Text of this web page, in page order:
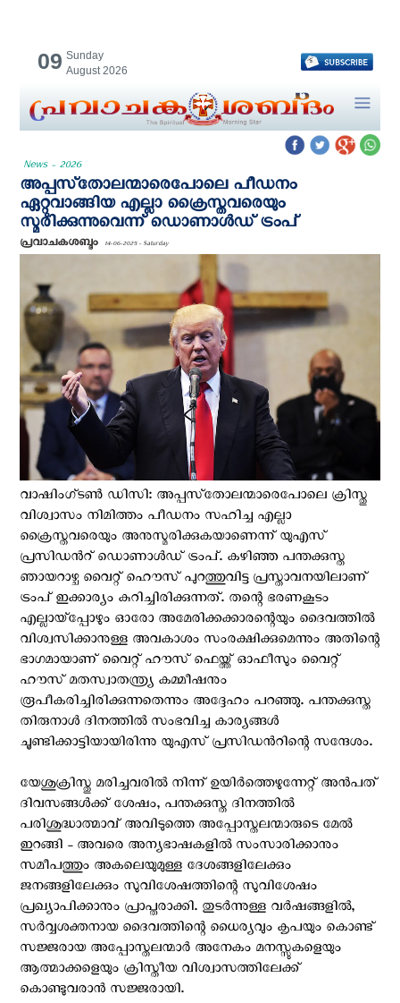
09 Sunday
August 2026
News - 2026
അപ്പസ്‌തോലന്മാരെപോലെ പീഡനം
ഏറ്റുവാങ്ങിയ എല്ലാ ക്രൈസ്തവരെയും
സ്മരിക്കുന്നുവെന്ന് ഡൊണാള്‍ഡ് ട്രംപ്
പ്രവാചകശബ്ദം 14-06-2025 - Saturday
വാഷിംഗ്ടണ്‍ ഡി‌സി: അപ്പസ്‌തോലന്മാരെപോലെ ക്രിസ്തു
വിശ്വാസം നിമിത്തം പീഡനം സഹിച്ച എല്ലാ
ക്രൈസ്തവരെയും അനുസ്മരിക്കുകയാണെന്ന് യു‌എസ്
പ്രസിഡന്‍റ് ഡൊണാള്‍ഡ് ട്രംപ്. കഴിഞ്ഞ പന്തക്കുസ്ത
ഞായറാഴ്ച വൈറ്റ് ഹൌസ് പുറത്തുവിട്ട പ്രസ്താവനയിലാണ്
ട്രംപ് ഇക്കാര്യം കുറിച്ചിരിക്കുന്നത്. തന്റെ ഭരണകൂടം
എല്ലായ്‌പ്പോഴും ഓരോ അമേരിക്കക്കാരന്റെയും ദൈവത്തില്‍
വിശ്വസിക്കാനുള്ള അവകാശം സംരക്ഷിക്കുമെന്നും അതിന്റെ
ഭാഗമായാണ് വൈറ്റ് ഹൗസ് ഫെയ്ത്ത് ഓഫീസും വൈറ്റ്
ഹൗസ് മതസ്വാതന്ത്ര്യ കമ്മീഷനും
രൂപീകരിച്ചിരിക്കുന്നതെന്നും അദ്ദേഹം പറഞ്ഞു. പന്തക്കുസ്ത
തിരുനാള്‍ ദിനത്തില്‍ സംഭവിച്ച കാര്യങ്ങള്‍
ചൂണ്ടിക്കാട്ടിയായിരിന്നു യു‌എസ് പ്രസിഡന്‍റിന്റെ സന്ദേശം.
യേശുക്രിസ്തു മരിച്ചവരിൽ നിന്ന് ഉയിർത്തെഴുന്നേറ്റ് അന്‍പത്
ദിവസങ്ങൾക്ക് ശേഷം, പന്തക്കുസ്ത ദിനത്തിൽ
പരിശുദ്ധാത്മാവ് അവിടുത്തെ അപ്പോസ്തലന്മാരുടെ മേൽ
ഇറങ്ങി - അവരെ അന്യഭാഷകളിൽ സംസാരിക്കാനും
സമീപത്തും അകലെയുമുള്ള ദേശങ്ങളിലേക്കും
ജനങ്ങളിലേക്കും സുവിശേഷത്തിന്റെ സുവിശേഷം
പ്രഖ്യാപിക്കാനും പ്രാപ്തരാക്കി. തുടർന്നുള്ള വർഷങ്ങളിൽ,
സർവ്വശക്തനായ ദൈവത്തിന്റെ ധൈര്യവും കൃപയും കൊണ്ട്
സജ്ജരായ അപ്പോസ്തലന്മാർ അനേകം മനസ്സുകളെയും
ആത്മാക്കളെയും ക്രിസ്തീയ വിശ്വാസത്തിലേക്ക്
കൊണ്ടുവരാൻ സജ്ജരായി.